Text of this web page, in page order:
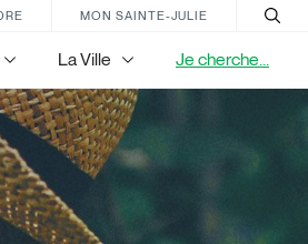
MON SAINTE-JULIE
La Ville Je cherche...